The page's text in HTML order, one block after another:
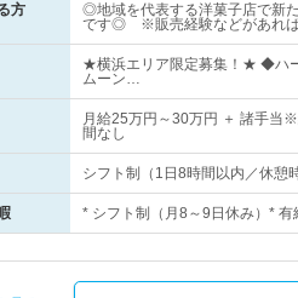
方
◎地域を代表する洋菓子店で新
です◎ ※販売経験などがあれば
★横浜エリア限定募集！★ ◆ハ
ムーン…
月給25万円～30万円 ＋ 諸手当
間なし
シフト制（1日8時間以内／休憩
* シフト制（月8～9日休み）* 有